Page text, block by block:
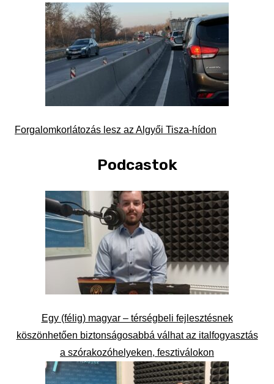
Forgalomkorlátozás lesz az Algyői Tisza-hídon
Podcastok
Egy (félig) magyar – térségbeli fejlesztésnek
köszönhetően biztonságosabbá válhat az italfogyasztás
a szórakozóhelyeken, fesztiválokon